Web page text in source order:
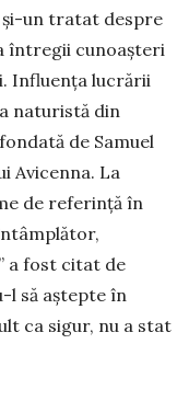
și-un tratat des­pre
întregii cu­noaș­teri
Influ­en­ța lucrării
na­tu­ristă din
de Sa­muel
Avi­cenna. La
de re­ferință în
a fost citat de
l să aștepte în
ca sigur, nu a stat